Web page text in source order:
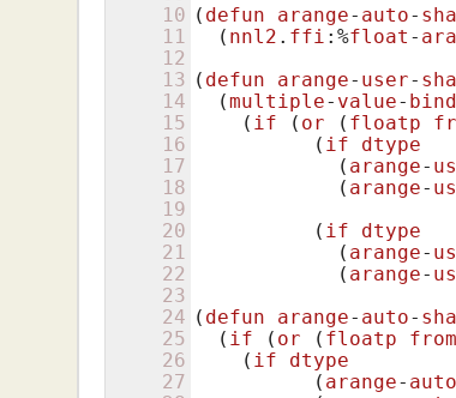
10
11
12
13
14
15
16
17
18
19
20
21
22
23
24
25
26
27
( defun arange- auto-
( nnl2 . ffi :%float -
( defun arange- user-
(multiple- value- bind
( if ( or ( floatp
( if
dtype
	    (
arange-
( arange-
( if
dtype
	    (
arange-
( arange-
( defun arange- auto-
( if ( or ( floatp from
( if
dtype
	  (
arange- auto